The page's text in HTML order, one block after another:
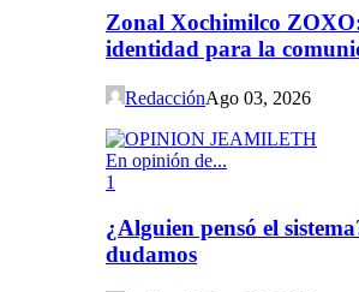
Zonal Xochimilco
identidad para la
RedacciónAgo 03, 2026
En opinión de...
1
¿Alguien pensó el
dudamos